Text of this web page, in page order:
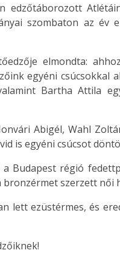
edzőtáborozott
szombaton az év
elmondta:
egyéni csúcsokkal
Bartha Attila
Abigél, Wahl
is egyéni csúcsot
Budapest régió
szerzett női
lett ezüstérmes, és